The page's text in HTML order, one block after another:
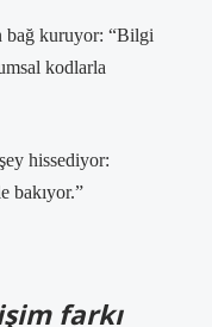
bağ kuruyor: “Bilgi
kodlarla
hissediyor:
bakıyor.”
farkı